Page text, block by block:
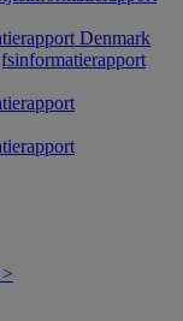
Denmark
>